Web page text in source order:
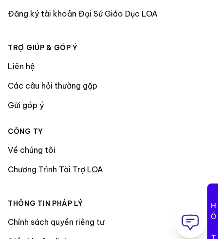
Đăng ký tài khoản Đại Sứ Giáo Dục LOA
TRỢ GIÚP & GÓP Ý
Liên hệ
Các câu hỏi thường gặp
Gửi góp ý
CÔNG TY
Về chúng tôi
Chương Trình Tài Trợ LOA
THÔNG TIN PHÁP LÝ
Chính sách quyền riêng tư